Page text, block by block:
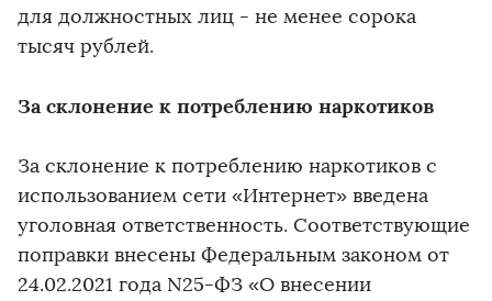
для должностных лиц - не менее сорока
тысяч рублей.
За склонение к потреблению наркотиков
За склонение к потреблению наркотиков с
использованием сети «Интернет» введена
уголовная ответственность. Соответствующие
поправки внесены Федеральным законом от
24.02.2021 года N25-ФЗ «О внесении